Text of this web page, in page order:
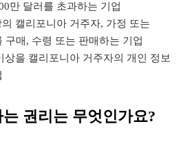
만 달러를 초과하는 기업
캘리포니아 거주자, 가정 또는
구매, 수령 또는 판매하는 기업
상을 캘리포니아 거주자의 개인 정보
권리는 무엇인가요?